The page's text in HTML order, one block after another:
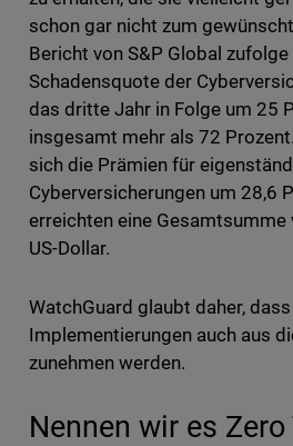
schon gar nicht zum
Bericht von S&P Global
Schadensquote der
das dritte Jahr in Folge um 25
insgesamt mehr als 72
sich die Prämien für
Cyberversicherungen um 28,6
erreichten eine Gesamtsumme
US-Dollar.
WatchGuard glaubt daher,
Implementierungen auch aus
zunehmen werden.
Nennen wir es Zero